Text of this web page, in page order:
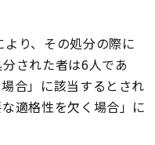
り、その処分の際に
された者は6人であ
合」に該当するとされ
適格性を欠く場合」に